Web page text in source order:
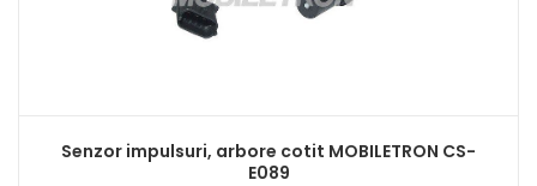
Senzor impulsuri, arbore cotit MOBILETRON CS-
E089